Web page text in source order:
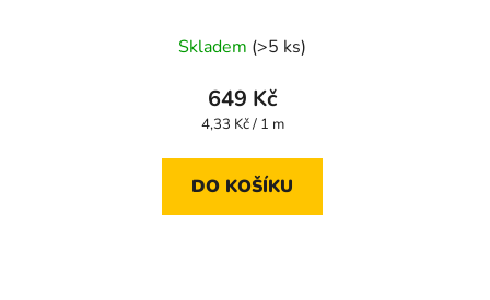
Skladem (>5 ks)
649 Kč
Měrná
4,33 Kč / 1 m
DO KOŠÍKU